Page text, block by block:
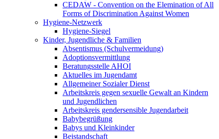
CEDAW - Convention on the Elemination of All
Forms of Discrimination Against Women
Hygiene-Netzwerk
Hygiene-Siegel
Kinder, Jugendliche & Familien
Absentismus (Schulvermeidung)
Adoptionsvermittlung
Beratungsstelle AHOI
Aktuelles im Jugendamt
Allgemeiner Sozialer Dienst
Arbeitskreis gegen sexuelle Gewalt an Kindern
und Jugendlichen
Arbeitskreis gendersensible Jugendarbeit
Babybegrüßung
Babys und Kleinkinder
Beistandschaft